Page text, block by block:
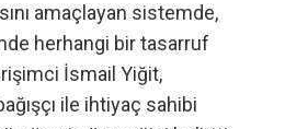
amaçlayan sistemde,
herhangi bir tasarruf
İsmail Yiğit,
ile ihtiyaç sahibi